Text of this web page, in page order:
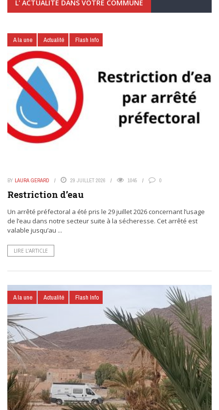
L' ACTUALITÉ DANS VOTRE COMMUNE
A la une Actualité Flash Info
BY LAURA GERARD 29 JUILLET 2026 1045 0
Restriction d’eau
Un arrêté préfectoral a été pris le 29 juillet 2026 concernant l’usage
de l’eau dans notre secteur suite à la sécheresse. Cet arrêté est
valable jusqu’au ...
LIRE L’ARTICLE
A la une Actualité Flash Info